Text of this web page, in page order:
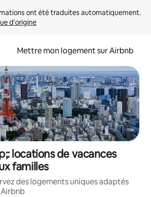
d'origine
Mettre mon logement sur Airbnb
locations de vacances
familles
des logements uniques adaptés